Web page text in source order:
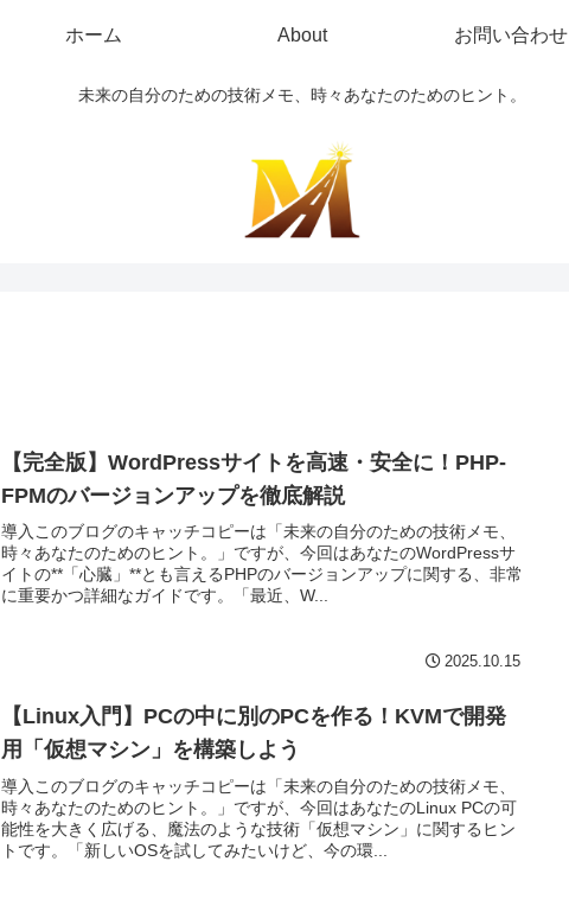
未来の自分のための技術メモ、時々あなたのためのヒント。
ホーム About お問い合わせ
【完全版】WordPressサイトを高速・安全に！PHP-
FPMのバージョンアップを徹底解説
導入このブログのキャッチコピーは「未来の自分のための技術メモ、
時々あなたのためのヒント。」ですが、今回はあなたのWordPressサ
イトの**「心臓」**とも言えるPHPのバージョンアップに関する、非常
に重要かつ詳細なガイドです。「最近、W...
2025.10.15
【Linux入門】PCの中に別のPCを作る！KVMで開発
用「仮想マシン」を構築しよう
導入このブログのキャッチコピーは「未来の自分のための技術メモ、
時々あなたのためのヒント。」ですが、今回はあなたのLinux PCの可
能性を大きく広げる、魔法のような技術「仮想マシン」に関するヒン
トです。「新しいOSを試してみたいけど、今の環...